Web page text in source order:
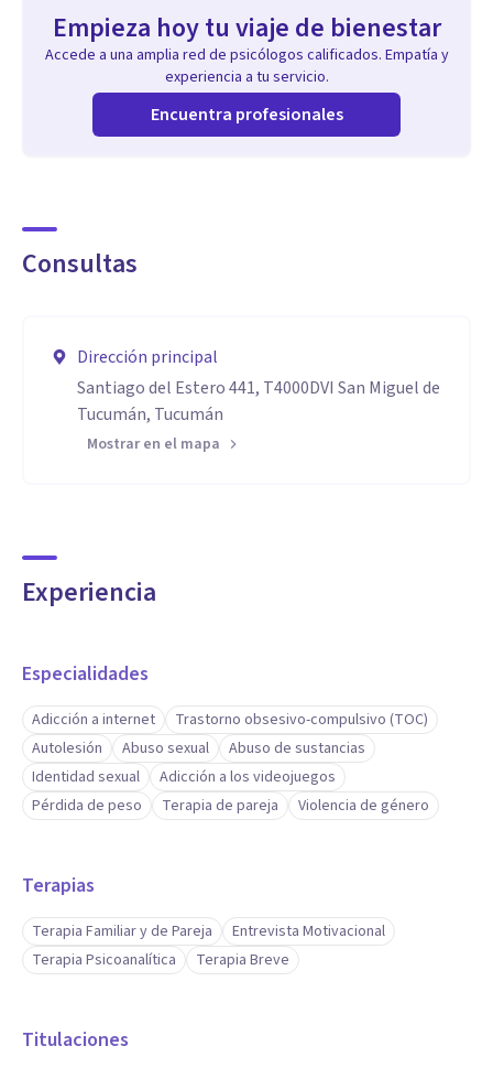
Empieza hoy tu viaje de bienestar
Accede a una amplia red de psicólogos calificados. Empatía y
experiencia a tu servicio.
Encuentra profesionales
Consultas
Dirección principal
Santiago del Estero 441, T4000DVI San Miguel de
Tucumán, Tucumán
Mostrar en el mapa
Experiencia
Especialidades
Adicción a internet
Trastorno obsesivo-compulsivo (TOC)
Autolesión
Abuso sexual
Abuso de sustancias
Identidad sexual
Adicción a los videojuegos
Pérdida de peso
Terapia de pareja Violencia de género
Terapias
Terapia Familiar y de Pareja
Entrevista Motivacional
Terapia Psicoanalítica
Terapia Breve
Titulaciones